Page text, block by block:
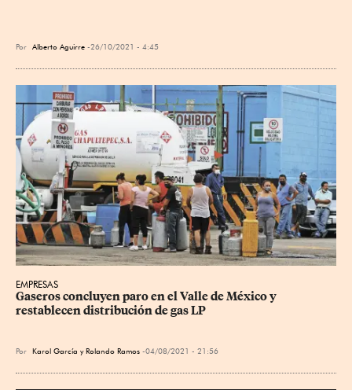
Por Alberto Aguirre 26/10/2021 - 4:45
EMPRESAS
Gaseros concluyen paro en el Valle de México y
restablecen distribución de gas LP
Por Karol García y Rolando Ramos 04/08/2021 - 21:56